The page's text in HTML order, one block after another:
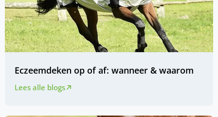
Eczeemdeken op of af: wanneer & waarom
Lees alle blogs